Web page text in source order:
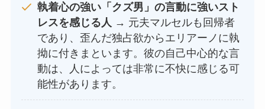
執着心の強い「クズ男」の言動に強いスト
レスを感じる人 → 元夫マルセルも回帰者
であり、歪んだ独占欲からエリアーノに執
拗に付きまといます。彼の自己中心的な言
動は、人によっては非常に不快に感じる可
能性があります。